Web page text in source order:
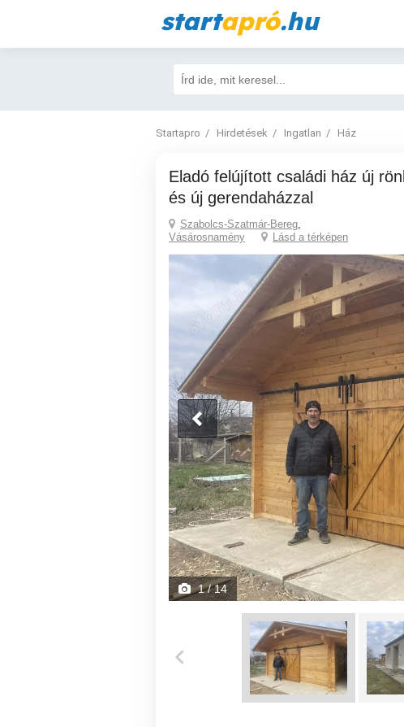
startapró.hu
Startapro Hirdetések Ingatlan Ház
Eladó felújított családi ház új rönk terasszal
és új gerendaházzal
Szabolcs-Szatmár-Bereg,
Vásárosnamény
Lásd a térképen
1/ 14